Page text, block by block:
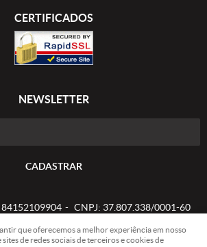
CERTIFICADOS
NEWSLETTER
CADASTRAR
84152109904 CNPJ: 37.807.338/0001-60
que oferecemos a melhor experiência em nosso
de redes sociais de terceiros e cookies de